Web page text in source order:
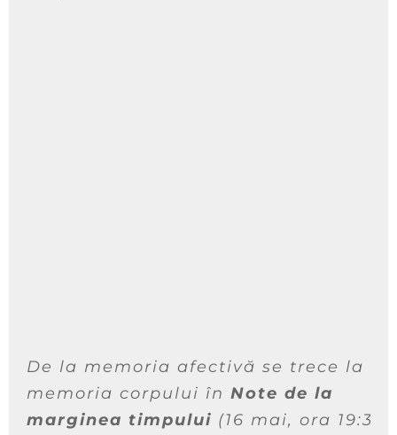
De la memoria afectivă se trece la
memoria corpului în Note de la
marginea timpului (16 mai, ora 19:30),